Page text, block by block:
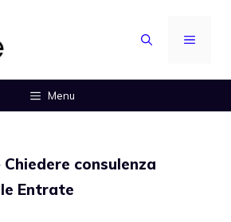
MENU
Menu
Chiedere consulenza
Entrate